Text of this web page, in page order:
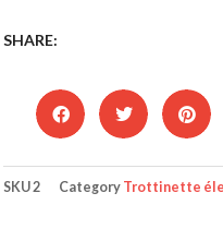
SHARE:
SKU2 Category Trottinette